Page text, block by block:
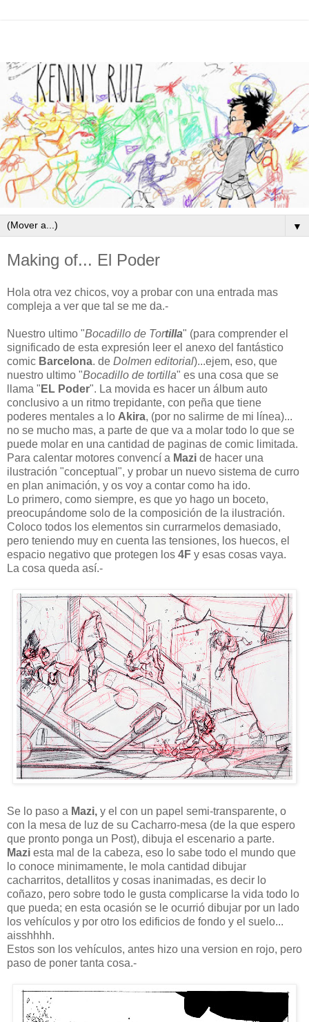
▼
Making of... El Poder
Hola otra vez chicos, voy a probar con una entrada mas
compleja a ver que tal se me da.-
Nuestro ultimo "Bocadillo de Tortilla" (para comprender el
significado de esta expresión leer el anexo del fantástico
comic Barcelona. de Dolmen editorial)...ejem, eso, que
nuestro ultimo "Bocadillo de tortilla" es una cosa que se
llama " EL Poder". La movida es hacer un álbum auto
conclusivo a un ritmo trepidante, con peña que tiene
poderes mentales a lo Akira, (por no salirme de mi línea)...
no se mucho mas, a parte de que va a molar todo lo que se
puede molar en una cantidad de paginas de comic limitada.
Para calentar motores convencí a Mazi de hacer una
ilustración "conceptual", y probar un nuevo sistema de curro
en plan animación, y os voy a contar como ha ido.
Lo primero, como siempre, es que yo hago un boceto,
preocupándome solo de la composición de la ilustración.
Coloco todos los elementos sin currarmelos demasiado,
pero teniendo muy en cuenta las tensiones, los huecos, el
espacio negativo que protegen los 4F y esas cosas vaya.
La cosa queda así.-
Se lo paso a Mazi, y el con un papel semi-transparente, o
con la mesa de luz de su Cacharro-mesa (de la que espero
que pronto ponga un Post), dibuja el escenario a parte.
Mazi esta mal de la cabeza, eso lo sabe todo el mundo que
lo conoce minimamente, le mola cantidad dibujar
cacharritos, detallitos y cosas inanimadas, es decir lo
coñazo, pero sobre todo le gusta complicarse la vida todo lo
que pueda; en esta ocasión se le ocurrió dibujar por un lado
los vehículos y por otro los edificios de fondo y el suelo...
aisshhhh.
Estos son los vehículos, antes hizo una version en rojo, pero
paso de poner tanta cosa.-